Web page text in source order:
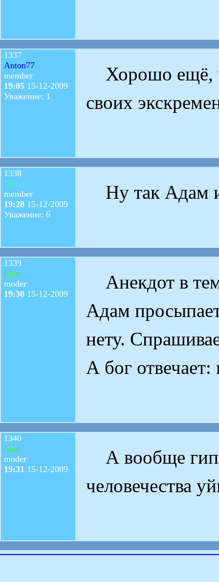
1337
Anton77
member
19:05 15-12-2009
Уважение: 1
Хорошо ещё,
своих
1338
Лёша...
member
19:28 15-12-2009
Уважение: 6
Ну так Адам
1339
Lion
moder
19:30 15-12-2009
Анекдот в
Адам
нету.
А бог
1340
Lion
moder
19:31 15-12-2009
А вообще
человечества